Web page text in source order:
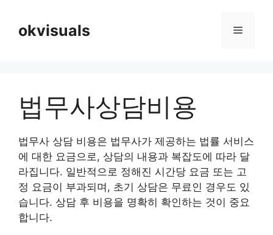
contentokvisuals Menu
법무사상담비용
법무사 상담 비용은 법무사가 제공하는 법률 서비스
에 대한 요금으로, 상담의 내용과 복잡도에 따라 달
라집니다. 일반적으로 정해진 시간당 요금 또는 고
정 요금이 부과되며, 초기 상담은 무료인 경우도 있
습니다. 상담 후 비용을 명확히 확인하는 것이 중요
합니다.